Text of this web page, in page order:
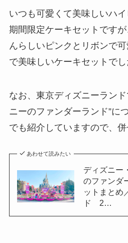
いつも可愛くて美味しいハ
期間限定ケーキセットです
んらしいピンクとリボンで
で美味しいケーキセットでし
なお、東京ディズニーランド
ニーのファンダーランド”に
でも紹介していますので、併
あわせて読みたい
ディズニー
のファンダ
ットまとめ
ド 2…